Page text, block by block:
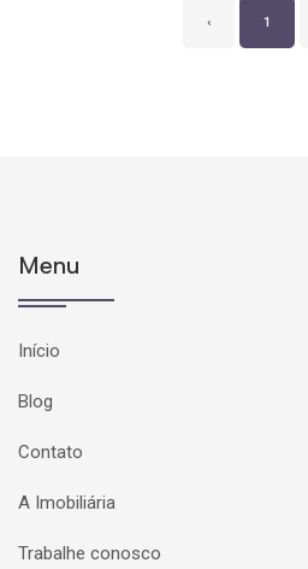
‹ 1
Menu
Início
Blog
Contato
A Imobiliária
Trabalhe conosco